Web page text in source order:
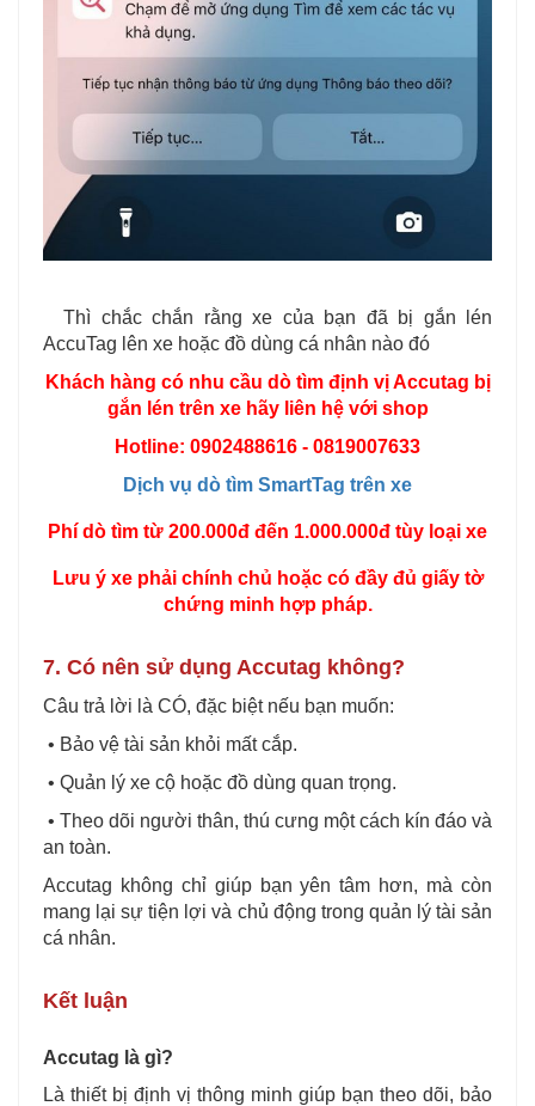
Thì chắc chắn rằng xe của bạn đã bị gắn lén
AccuTag lên xe hoặc đồ dùng cá nhân nào đó
Khách hàng có nhu cầu dò tìm định vị Accutag bị
gắn lén trên xe hãy liên hệ với shop
Hotline: 0902488616 - 0819007633
Dịch vụ dò tìm SmartTag trên xe
P hí dò tìm từ 200.000đ đến 1.000.000đ tùy loại xe
Lưu ý xe phải chính chủ hoặc có đầy đủ giấy tờ
chứng minh hợp pháp.
7. Có nên sử dụng Accutag không?
Câu trả lời là CÓ, đặc biệt nếu bạn muốn:
• Bảo vệ tài sản khỏi mất cắp.
• Quản lý xe cộ hoặc đồ dùng quan trọng.
• Theo dõi người thân, thú cưng một cách kín đáo và
an toàn.
Accutag không chỉ giúp bạn yên tâm hơn, mà còn
mang lại sự tiện lợi và chủ động trong quản lý tài sản
cá nhân.
Kết luận
Accutag là gì?
Là thiết bị định vị thông minh giúp bạn theo dõi, bảo